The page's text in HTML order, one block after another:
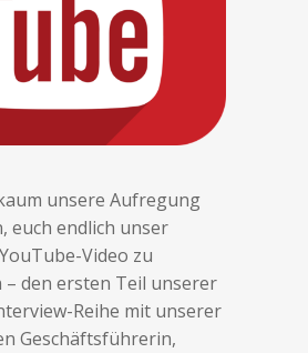
unsere Aufregung
euch endlich unser
Video zu
den ersten Teil unserer
Reihe mit unserer
Geschäftsführerin,